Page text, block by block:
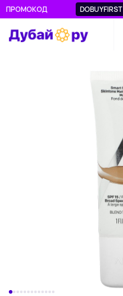
ПРОМОКОД DOBUYFIRST